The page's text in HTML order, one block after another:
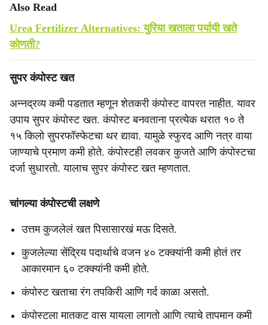
Also Read
Urea Fertilizer Alternatives: युरिया खताला पर्यायी खते
कोणती?
सुपर कंपोस्ट खत
अन्नद्रव्य कमी पडतात म्हणून शेतकरी कंपोस्ट वापरत नाहीत. यावर
उपाय सुपर कंपोस्ट खत. कंपोस्ट बनवताना प्रत्येक थरात १० ते
१५ किलो सुपरफॉस्फेटचा थर द्यावा. यामुळे स्फुरद आणि नत्र वाया
जाण्याचे प्रमाण कमी होते. कंपोस्टही लवकर कुजते आणि कंपोस्टचा
दर्जा सुधारतो. यालाच सुपर कंपोस्ट खत म्हणतात.
चांगल्या कंपोस्टची लक्षणे
उत्तम कुजलेलं खत पिसासारखं मऊ दिसते.
कुजलेल्या सेंद्रिय पदार्थाचे वजन ४० टक्क्यांनी कमी होतं तर
आकारमान ६० टक्क्यांनी कमी होते.
कंपोस्ट खताचा रंग तपकिरी आणि गर्द काळा असतो.
कंपोस्टला मातकट वास यायला लागतो आणि त्याचे तापमान कमी